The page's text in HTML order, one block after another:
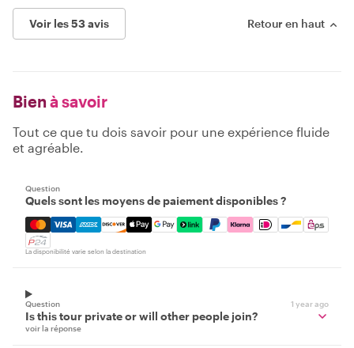
Voir les 53 avis Retour en haut
Bien à savoir
Tout ce que tu dois savoir pour une expérience fluide
et agréable.
Question
Quels sont les moyens de paiement disponibles ?
Mastercard, Visa, Amex, Discover, Apple Pay, Google
La disponibilité varie selon la destination
Question 1 year ago
Is this tour private or will other people join?
voir la réponse